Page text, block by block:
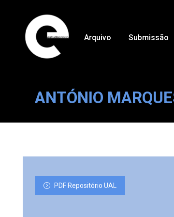
Arquivo Submissão
ANTÓNIO
PDF Repositório UAL